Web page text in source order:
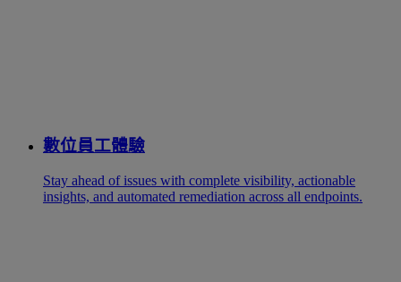
數位員工體驗
Stay ahead of issues with complete visibility, actionable
insights, and automated remediation across all endpoints.